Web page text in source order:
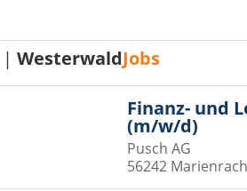
|WesterwaldJobs
Finanz- und
(m/w/d)
Pusch AG
56242